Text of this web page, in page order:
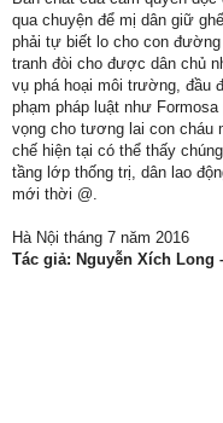
qua chuyện để mị dân giữ
phải tự biết lo cho con
tranh đòi cho được dân chủ
vụ phá hoại môi trường, đầu
phạm pháp luật như
vọng cho tương lai con cháu
chế hiện tại có thể thấy
tầng lớp thống trị, dân lao
mới thời @.
Hà Nội tháng 7 năm 2016
Tác giả: Nguyễn Xích